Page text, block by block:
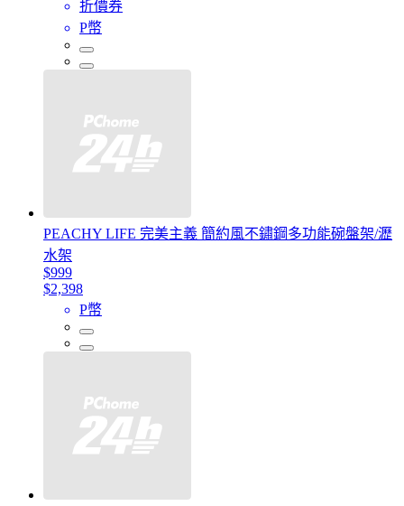
折價券
P幣
PEACHY LIFE 完美主義 簡約風不鏽鋼多功能碗盤架/瀝
水架
$999
$2,398
P幣